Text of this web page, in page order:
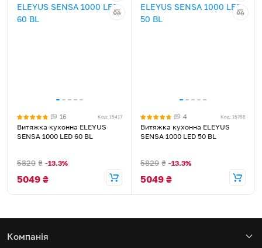
16 Код: 15417
Витяжка кухонна ELEYUS
SENSA 1000 LED 60 BL
5829 ₴ -13.3%
5049 ₴
4 Код: 15788
Витяжка кухонна ELEYUS
SENSA 1000 LED 50 BL
5829 ₴ -13.3%
5049 ₴
Компанія